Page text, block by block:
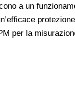
a un
per la